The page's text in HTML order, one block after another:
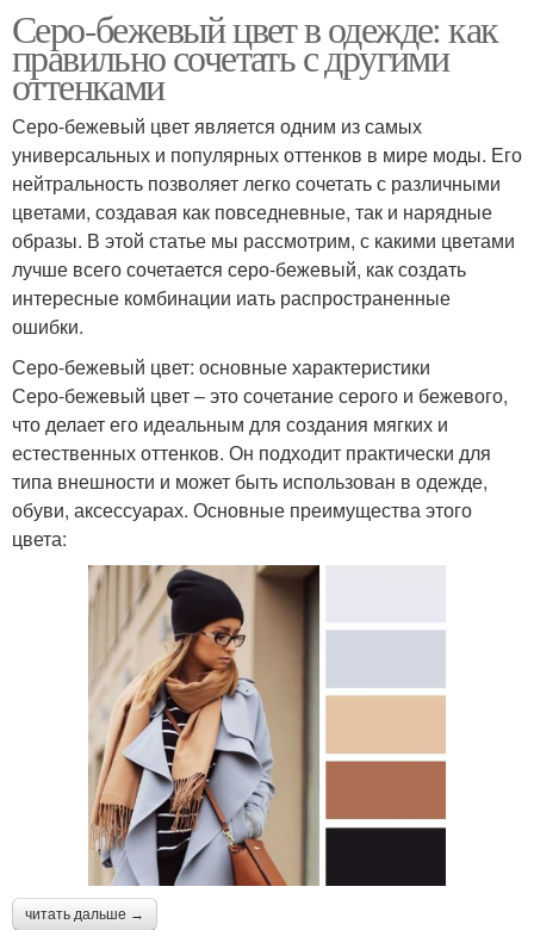
Серо-бежевый цвет в одежде: как
правильно сочетать с другими
оттенками
Серо-бежевый цвет является одним из самых
универсальных и популярных оттенков в мире моды. Его
нейтральность позволяет легко сочетать с различными
цветами, создавая как повседневные, так и нарядные
образы. В этой статье мы рассмотрим, с какими цветами
лучше всего сочетается серо-бежевый, как создать
интересные комбинации иать распространенные
ошибки.
Серо-бежевый цвет: основные характеристики
Серо-бежевый цвет – это сочетание серого и бежевого,
что делает его идеальным для создания мягких и
естественных оттенков. Он подходит практически для
типа внешности и может быть использован в одежде,
обуви, аксессуарах. Основные преимущества этого
цвета:
читать дальше →